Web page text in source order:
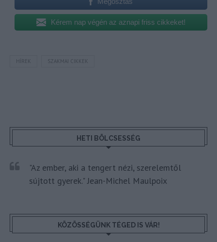
Kérem nap végén az aznapi friss cikkeket!
HÍREK SZAKMAI CIKKEK
HETI BÖLCSESSÉG
"Az ember, aki a tengert nézi, szerelemtől
sújtott gyerek." Jean-Michel Maulpoix
KÖZÖSSÉGÜNK TÉGED IS VÁR!